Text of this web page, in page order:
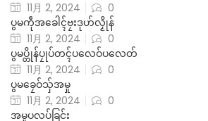
11月 2, 2024
0
ပွမကဵုအခေါၚ်ဗၠးဒုဟ်လၟိုန်
11月 2, 2024
0
ပွမပ္တိုန်ပၠုပ်တၚ်ပလေဝ်ပလေတ်
11月 2, 2024
0
ပွမခၠေဝ်သှ်အမှု
11月 2, 2024
0
အမှုပလပ်ခြင်း